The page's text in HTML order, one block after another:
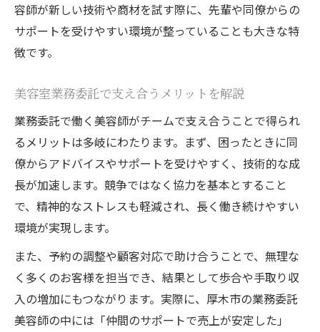
容師が新しい技術や商材を試す際に、先輩や同僚からの
サポートを受けやすい環境が整っていることも大きな特
徴です。
美容室業務委託で支え合うメリットを解説
業務委託で働く美容師がチームで支え合うことで得られ
るメリットは多岐にわたります。まず、困ったときに同
僚からアドバイスやサポートを受けやすく、技術的な成
長が加速します。競争ではなく協力を基本とすること
で、精神的なストレスも軽減され、長く働き続けやすい
環境が実現します。
また、予約の調整や顧客対応で助け合うことで、無理な
く多くのお客様を担当でき、結果として歩合や手取り収
入の増加にもつながります。実際に、厚木市の業務委託
美容師の中には「仲間のサポートで売上が安定した」